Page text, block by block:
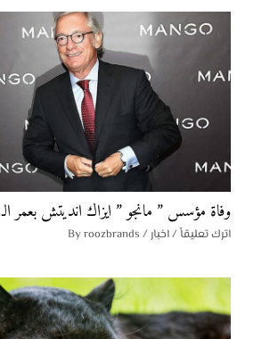
وفاة مؤسس ” مانجو ” ايزاك انديتش بعمر الـ 71 سنة .
اترك تعليقاً/اخبار / By
roozbrands